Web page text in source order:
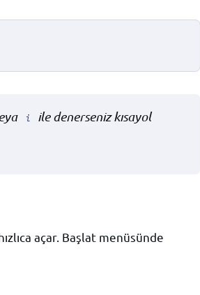
i
ile denerseniz kısayol
açar. Başlat menüsünde